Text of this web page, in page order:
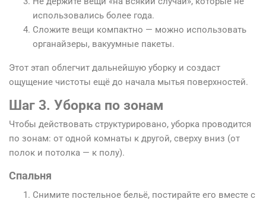
использовались более года.
Сложите вещи компактно — можно использовать
органайзеры, вакуумные пакеты.
Этот этап облегчит дальнейшую уборку и создаст
ощущение чистоты ещё до начала мытья поверхностей.
Шаг 3. Уборка по зонам
Чтобы действовать структурировано, уборка проводится
по зонам: от одной комнаты к другой, сверху вниз (от
полок и потолка — к полу).
Спальня
Снимите постельное бельё, постирайте его вместе с